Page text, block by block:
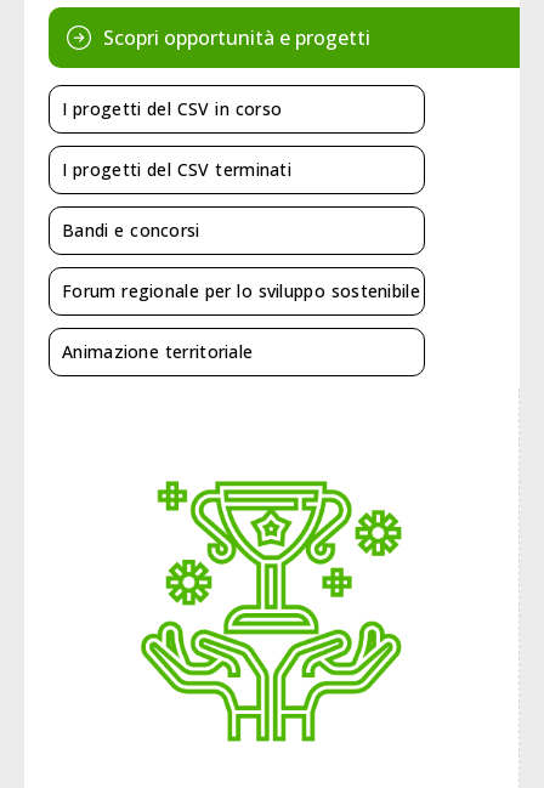
Scopri opportunità e progetti
I progetti del CSV in corso
I progetti del CSV terminati
Bandi e concorsi
Forum regionale per lo sviluppo sostenibile
Animazione territoriale